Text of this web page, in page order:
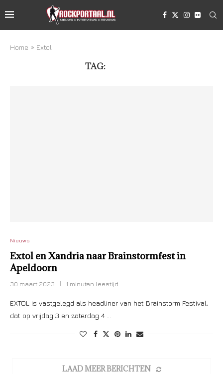
Home » Extol
TAG:
Nieuws
Extol en Xandria naar Brainstormfest in
Apeldoorn
30 maart 2023 1 minuten leestijd
EXTOL is vastgelegd als headliner van het Brainstorm Festival,
dat op vrijdag 3 en zaterdag 4 …
LAAD MEER BERICHTEN